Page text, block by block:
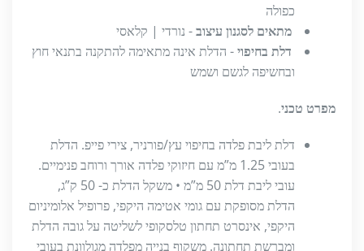
כפולה
מתאים לסגנון עיצוב- נורדי | קלאסי
דלת בחיפוי- הדלת אינה מתאימה להתקנה בתנאי חוץ
ובחשיפה לגשם ושמש
מפרט טכני.
דלת ליבת פלדה בחיפוי עץ/פורניר, צירי פייפ. הדלת
בעובי 1.25 מ”מ עם חיזוקי פלדה אורך ורוחב פנימיים.
עובי ליבת דלת 50 מ”מ • משקל הדלת כ- 50 ק”ג,
הדלת מסופקת עם גומי אטימה היקפי, פרופיל אלומיניום
היקפי, אינסרט תחתון טלסקופי לשליטה על גובה הדלת
ומברשת תחתונה. משקוף בנייה מפלדה מגולוונת בעובי